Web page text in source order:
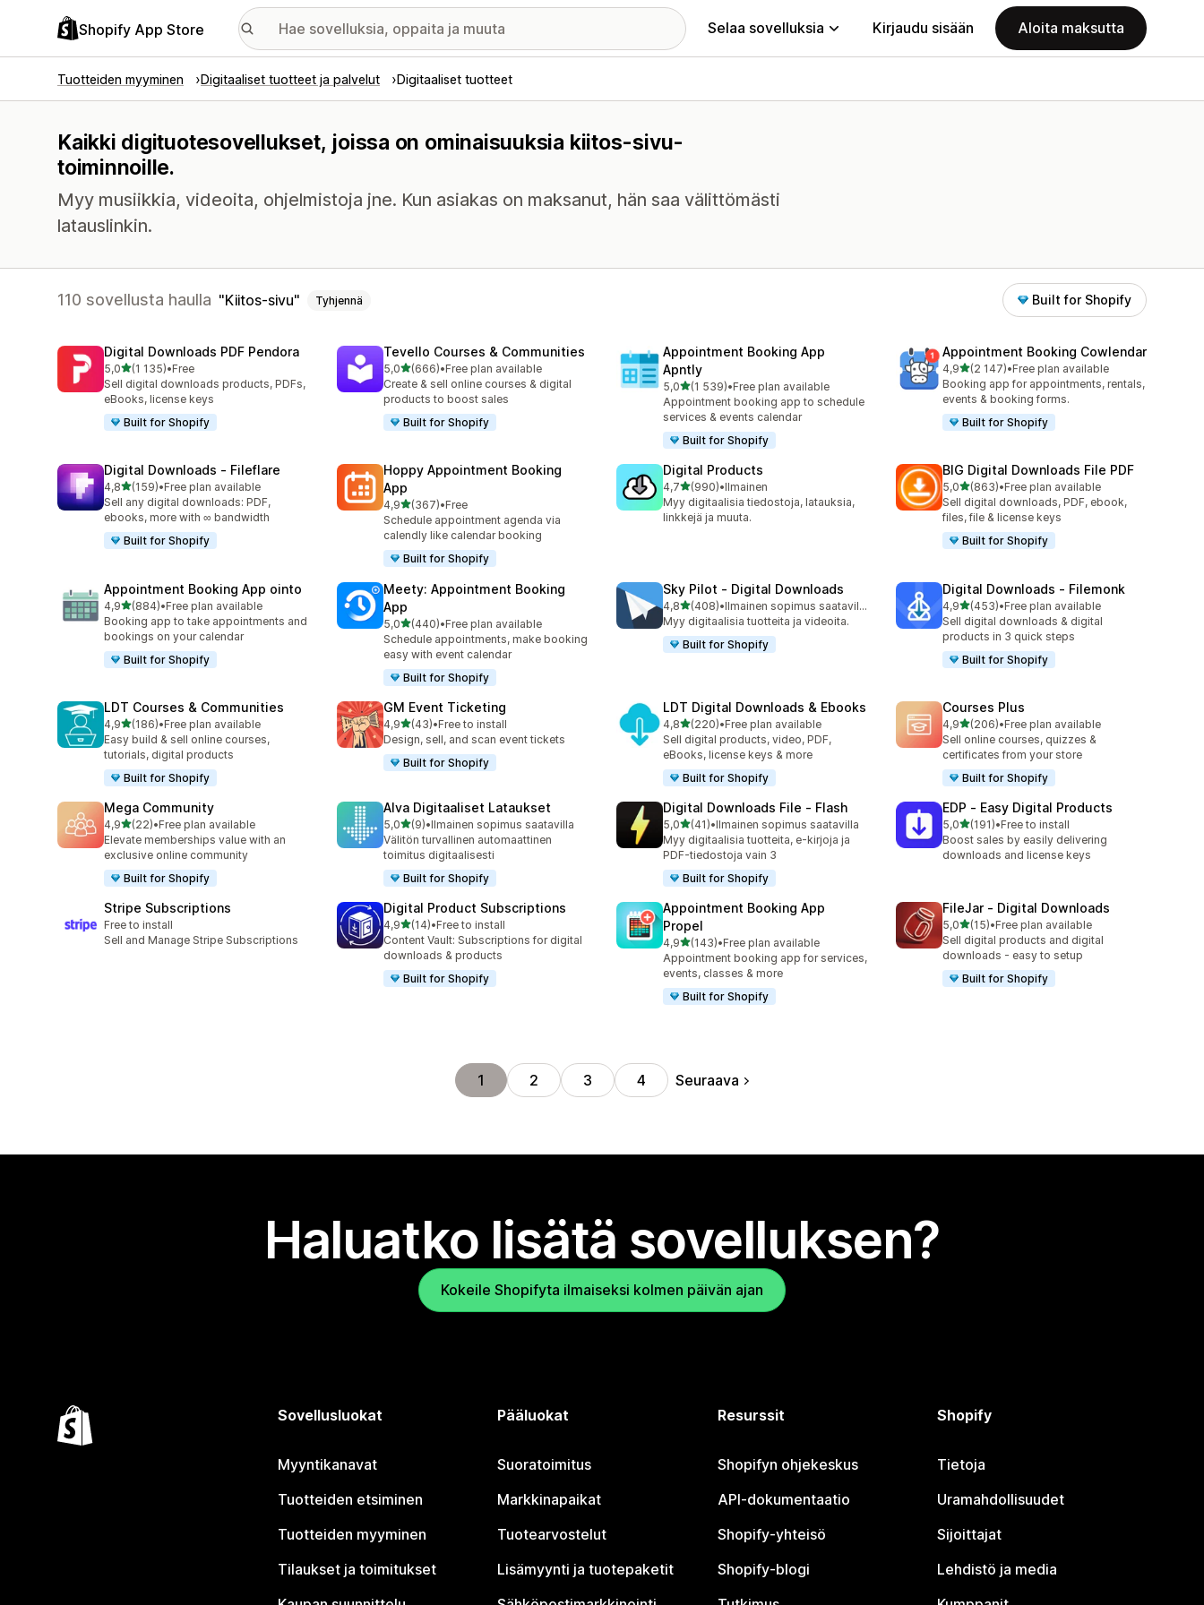
Shopify App Store Selaa sovelluksia Kirjaudu sisään Aloita maksutta
Tuotteiden myyminen Digitaaliset tuotteet ja palvelut Digitaaliset tuotteet
Kaikki digituotesovellukset, joissa on ominaisuuksia kiitos-sivu-
toiminnoille.
Myy musiikkia, videoita, ohjelmistoja jne. Kun asiakas on maksanut, hän saa välittömästi
latauslinkin.
110 sovellusta haulla Kiitos-sivu Tyhjennä Built for Shopify
Digital Downloads PDF Pendora
5,0/ 5 tähteä
(1 135)
1135 arvostelua yhteensä
•Free
Sell digital downloads products, PDFs,
eBooks, license keys
Built for Shopify
Tevello Courses & Communities
5,0/ 5 tähteä
(666)
666 arvostelua yhteensä
•Free plan available
Create & sell online courses & digital
products to boost sales
Built for Shopify
Appointment Booking App
Apntly
5,0/ 5 tähteä
(1 539)
1539 arvostelua yhteensä
•Free plan available
Appointment booking app to schedule
services & events calendar
Built for Shopify
Appointment Booking Cowlendar
4,9/ 5 tähteä
(2 147)
2147 arvostelua yhteensä
•Free plan available
Booking app for appointments, rentals,
events & booking forms.
Built for Shopify
Digital Downloads ‑ Fileflare
4,8/ 5 tähteä
(159)
159 arvostelua yhteensä
•Free plan available
Sell any digital downloads: PDF,
ebooks, more with ∞ bandwidth
Built for Shopify
Hoppy Appointment Booking
App
4,9/ 5 tähteä
(367)
367 arvostelua yhteensä
•Free
Schedule appointment agenda via
calendly like calendar booking
Built for Shopify
Digital Products
4,7/ 5 tähteä
(990)
990 arvostelua yhteensä
•Ilmainen
Myy digitaalisia tiedostoja, latauksia,
linkkejä ja muuta.
BIG Digital Downloads File PDF
5,0/ 5 tähteä
(863)
863 arvostelua yhteensä
•Free plan available
Sell digital downloads, PDF, ebook,
files, file & license keys
Built for Shopify
Appointment Booking App ointo
4,9/ 5 tähteä
(884)
884 arvostelua yhteensä
•Free plan available
Booking app to take appointments and
bookings on your calendar
Built for Shopify
Meety: Appointment Booking
App
5,0/ 5 tähteä
(440)
440 arvostelua yhteensä
•Free plan available
Schedule appointments, make booking
easy with event calendar
Built for Shopify
Sky Pilot ‑ Digital Downloads
4,8/ 5 tähteä
(408)
408 arvostelua yhteensä
•
Ilmainen sopimus saatavilla
Myy digitaalisia tuotteita ja videoita.
Built for Shopify
Digital Downloads ‑ Filemonk
4,9/ 5 tähteä
(453)
453 arvostelua yhteensä
•Free plan available
Sell digital downloads & digital
products in 3 quick steps
Built for Shopify
LDT Courses & Communities
4,9/ 5 tähteä
(186)
186 arvostelua yhteensä
•Free plan available
Easy build & sell online courses,
tutorials, digital products
Built for Shopify
GM Event Ticketing
4,9/ 5 tähteä
(43)
43 arvostelua yhteensä
•Free to install
Design, sell, and scan event tickets
Built for Shopify
LDT Digital Downloads & Ebooks
4,8/ 5 tähteä
(220)
220 arvostelua yhteensä
•Free plan available
Sell digital products, video, PDF,
eBooks, license keys & more
Built for Shopify
Courses Plus
4,9/ 5 tähteä
(206)
206 arvostelua yhteensä
•Free plan available
Sell online courses, quizzes &
certificates from your store
Built for Shopify
Mega Community
4,9/ 5 tähteä
(22)
22 arvostelua yhteensä
•Free plan available
Elevate memberships value with an
exclusive online community
Built for Shopify
Alva Digitaaliset Lataukset
5,0/ 5 tähteä
(9)
9 arvostelua yhteensä
•Ilmainen sopimus saatavilla
Välitön turvallinen automaattinen
toimitus digitaalisesti
Built for Shopify
Digital Downloads File ‑ Flash
5,0/ 5 tähteä
(41)
41 arvostelua yhteensä
•Ilmainen sopimus saatavilla
Myy digitaalisia tuotteita, e-kirjoja ja
PDF-tiedostoja vain 3
Built for Shopify
EDP ‑ Easy Digital Products
5,0/ 5 tähteä
(191)
191 arvostelua yhteensä
•Free to install
Boost sales by easily delivering
downloads and license keys
Stripe Subscriptions
Free to install
Sell and Manage Stripe Subscriptions
Digital Product Subscriptions
4,9/ 5 tähteä
(14)
14 arvostelua yhteensä
•Free to install
Content Vault: Subscriptions for digital
downloads & products
Built for Shopify
Appointment Booking App
Propel
4,9/ 5 tähteä
(143)
143 arvostelua yhteensä
•Free plan available
Appointment booking app for services,
events, classes & more
Built for Shopify
FileJar ‑ Digital Downloads
5,0/ 5 tähteä
(15)
15 arvostelua yhteensä
•Free plan available
Sell digital products and digital
downloads - easy to setup
Built for Shopify
1 2 3 4 Seuraava
Haluatko lisätä sovelluksen?
Kokeile Shopifyta ilmaiseksi kolmen päivän ajan
Sovellusluokat
Myyntikanavat
Tuotteiden etsiminen
Tuotteiden myyminen
Tilaukset ja toimitukset
Pääluokat
Suoratoimitus
Markkinapaikat
Tuotearvostelut
Lisämyynti ja tuotepaketit
Resurssit
Shopifyn ohjekeskus
API-dokumentaatio
Shopify-yhteisö
Shopify-blogi
Shopify
Tietoja
Uramahdollisuudet
Sijoittajat
Lehdistö ja media